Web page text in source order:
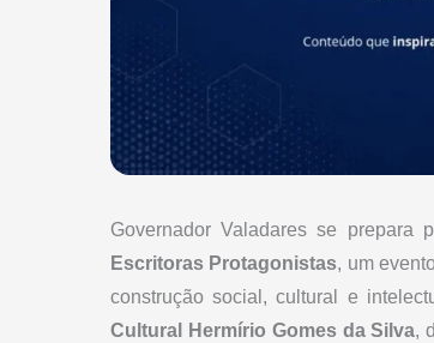
Governador Valadares se prepara
Escritoras Protagonistas, um
construção social, cultural e
Cultural Hermírio Gomes da Silva,